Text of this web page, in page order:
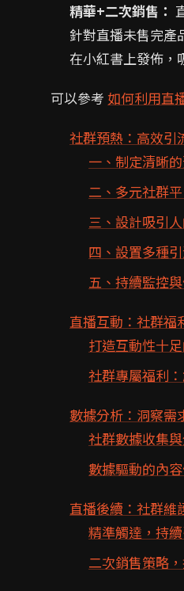
精華+二次銷售：
針對直播未售完產
在小紅書上發佈，
可以參考 如何利用直
社群預熱：高效引
一、制定清晰
二、多元社群
三、設計吸引
四、設置多種
五、持續監控
直播互動：社群福
打造互動性十
社群專屬福利
數據分析：洞察需
社群數據收集
數據驅動的內
直播後續：社群維
精準觸達，持
二次銷售策略